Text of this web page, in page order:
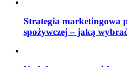
Strategia marketingowa
spożywczej – jaką